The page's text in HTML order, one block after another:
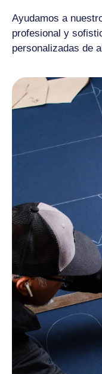
Ayudamos a
profesional y
personalizadas de